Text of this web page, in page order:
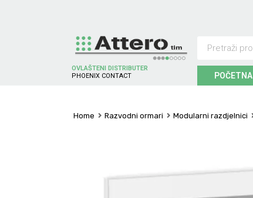
OVLAŠTENI DISTRIBUTER
P H O EN X CO NTACT POČETNA
Home Razvodni ormari Modularni razdjelnici